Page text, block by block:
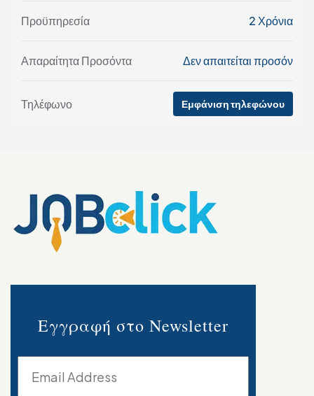
Προϋπηρεσία 2 Χρόνια
Απαραίτητα Προσόντα Δεν απαιτείται προσόν
Τηλέφωνο Εμφάνιση τηλεφώνου
Εγγραφή στο Newsletter